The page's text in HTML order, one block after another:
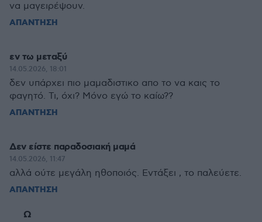
να μαγειρέψουν.
ΑΠΑΝΤΗΣΗ
εν τω μεταξύ
14.05.2026, 18:01
δεν υπάρχει πιο μαμαδιστικο απο το να καις το
φαγητό. Τι, όχι? Μόνο εγώ το καίω??
ΑΠΑΝΤΗΣΗ
Δεν είστε παραδοσιακή μαμά
14.05.2026, 11:47
αλλά ούτε μεγάλη ηθοποιός. Εντάξει , το παλεύετε.
ΑΠΑΝΤΗΣΗ
Ω